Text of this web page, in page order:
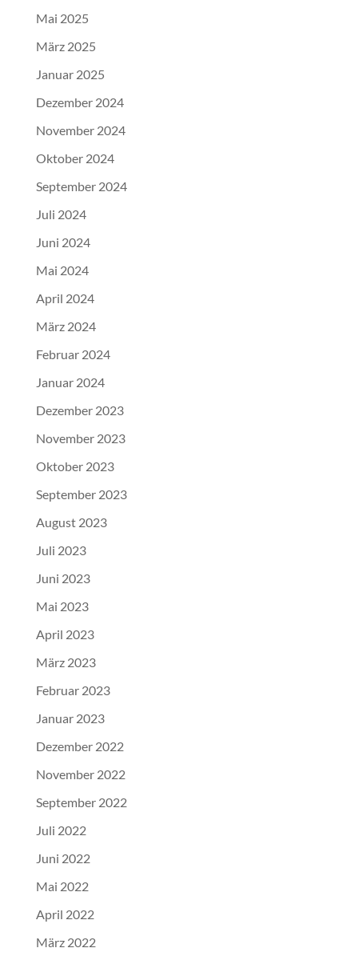
Mai 2025
März 2025
Januar 2025
Dezember 2024
November 2024
Oktober 2024
September 2024
Juli 2024
Juni 2024
Mai 2024
April 2024
März 2024
Februar 2024
Januar 2024
Dezember 2023
November 2023
Oktober 2023
September 2023
August 2023
Juli 2023
Juni 2023
Mai 2023
April 2023
März 2023
Februar 2023
Januar 2023
Dezember 2022
November 2022
September 2022
Juli 2022
Juni 2022
Mai 2022
April 2022
März 2022